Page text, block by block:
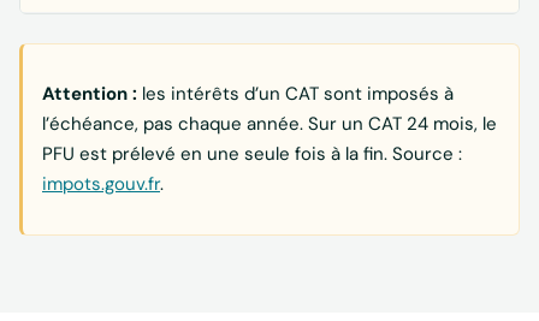
Attention : les intérêts d’un CAT sont imposés à
l’échéance, pas chaque année. Sur un CAT 24 mois, le
PFU est prélevé en une seule fois à la fin. Source :
impots.gouv.fr.